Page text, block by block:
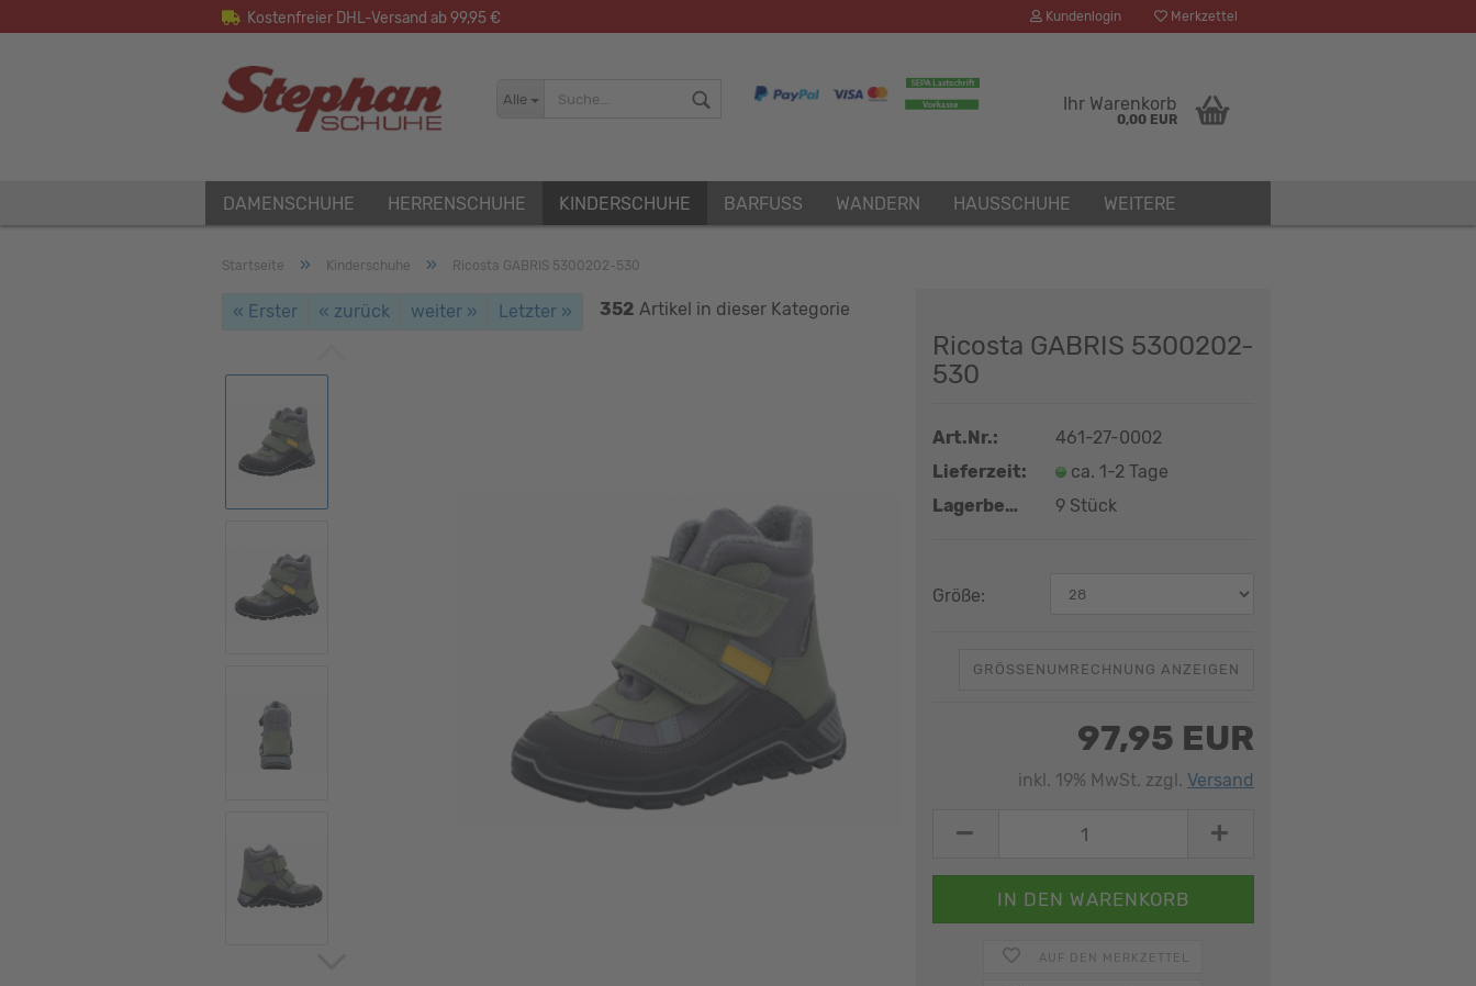
Kostenfreier DHL-Versand ab 99,95 € Kundenlogin
Passwort vergessen?
Merkzettel
Alle Ihr Warenkorb
0,00 EUR
DAMENSCHUHE HERRENSCHUHE KINDERSCHUHE BARFUSS WANDERN HAUSSCHUHE WEITERE
Startseite » Kinderschuhe » Ricosta GABRIS 5300202-530
« Erster « zurück weiter » Letzter » 352 Artikel in dieser Kategorie
Ricosta GABRIS 5300202-
530
Art.Nr.:
461-27-0002
Lieferzeit:
ca. 1-2 Tage
Lagerbestand:
9 Stück
Größe:
GRÖSSENUMRECHNUNG ANZEIGEN
97,95 EUR
inkl. 19% MwSt. zzgl. Versand
AUF DEN MERKZETTEL